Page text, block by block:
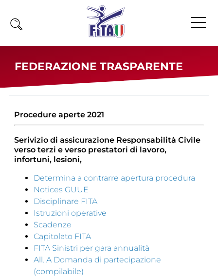
Calendario
News
Olimpiadi
Atleti
Atleti Combattimento
Atleti Poomsae e Freestyle
Atleti Parataekwondo
Competizioni
Tesseramento
Licenze WT
Formazione
FEDERAZIONE TRASPARENTE
Procedure aperte 2021
Serivizio di assicurazione Responsabilità Civile
verso terzi e verso prestatori di lavoro,
infortuni, lesioni,
Determina a contrarre apertura procedura
Notices GUUE
Disciplinare FITA
Istruzioni operative
Scadenze
Capitolato FITA
FITA Sinistri per gara annualità
All. A Domanda di partecipazione
(compilabile)